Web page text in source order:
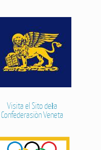
Visita el Sito deła
Confederasiòn Veneta